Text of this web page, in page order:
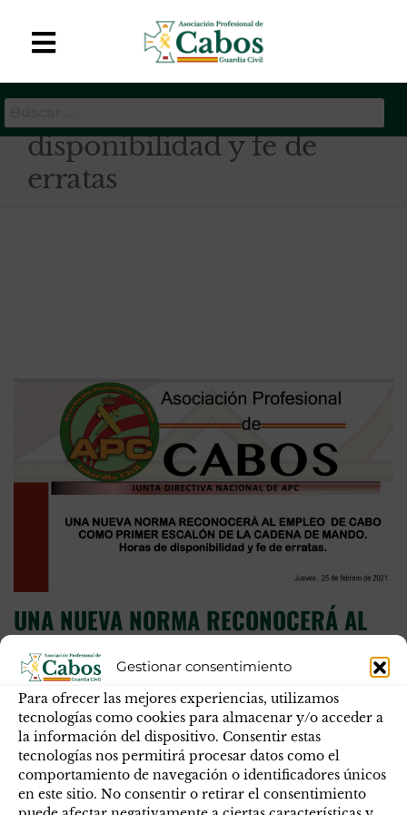
Gestionar consentimiento
Para ofrecer las mejores experiencias, utilizamos
tecnologías como cookies para almacenar y/o acceder a
la información del dispositivo. Consentir estas
tecnologías nos permitirá procesar datos como el
comportamiento de navegación o identificadores únicos
en este sitio. No consentir o retirar el consentimiento
APC-GC
de Cabos de la Guardia
Etiqueta:
disponibilidad y fe de
erratas
UNA NUEVA NORMA RECONOCERÁ AL
EMPLEO DE CABO COMO PRIMER
ESCALÓN DE LA CADENA DE MANDO.
Horas de disponibilidad y fe de erratas.
Para APC-GC es esencial que se recoja, en cada norma en
la que tenga cabida, que los empleos de Cabo son el primer